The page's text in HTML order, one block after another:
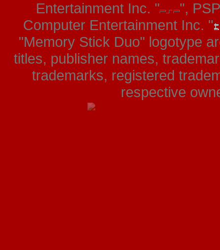
Entertainment Inc. "
",
Computer Entertainment Inc. "
"Memory Stick Duo" logotype
titles, publisher names,
trademarks, registered
respective